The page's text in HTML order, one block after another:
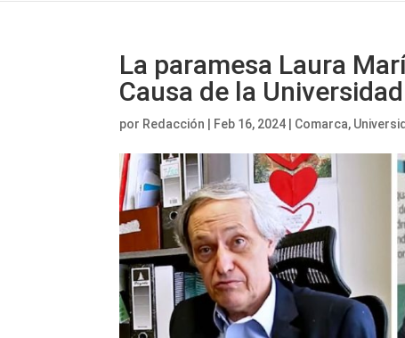
La paramesa Laura
Causa de la
por Redacción Feb 16, 2024 Comarca,